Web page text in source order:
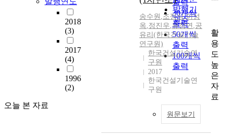
2018
(3)
2017
(4)
1996
(2)
오늘 본 자료
발행기
관순
출력
30개씩
출력
50개씩
출력
100개씩
출력
송수원 ,조정식,이성
옥,정진우,유정연 ,공
유리(한국건설기술
연구원)
한국건설기술연
구원
2017
한국건설기술연
구원
원문보기
활
용
도
높
은
자
료